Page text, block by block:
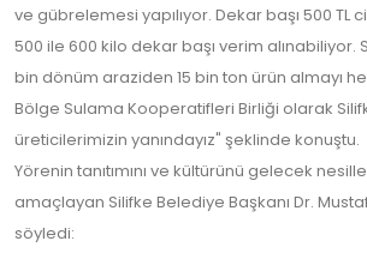
ve gübrelemesi yapılıyor. Dekar başı 500 TL
500 ile 600 kilo dekar başı verim alınabiliyor.
bin dönüm araziden 15 bin ton ürün almayı
Bölge Sulama Kooperatifleri Birliği olarak
üreticilerimizin yanındayız" şeklinde konuştu.
Yörenin tanıtımını ve kültürünü gelecek
amaçlayan Silifke Belediye Başkanı Dr.
söyledi: